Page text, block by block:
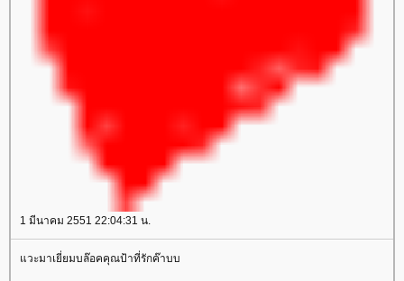
1 มีนาคม 2551 22:04:31 น.
แวะมาเยี่ยมบล๊อคคุณป้าที่รักค๊าบบ